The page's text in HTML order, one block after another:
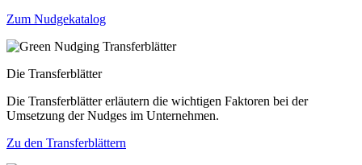
Zum Nudgekatalog
Die Transferblätter
Die Transferblätter erläutern die wichtigen Faktoren bei der
Umsetzung der Nudges im Unternehmen.
Zu den Transferblättern